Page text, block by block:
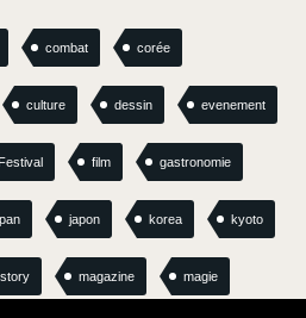
combat corée
culture dessin evenement
Festival film gastronomie
japon korea kyoto
magazine magie